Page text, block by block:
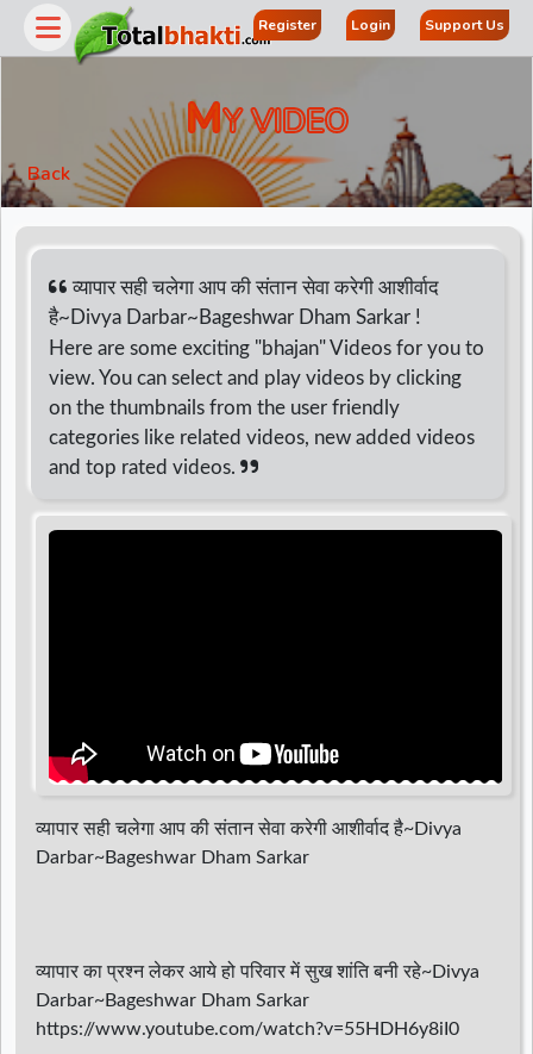
Register Login Support Us
MY VIDEO
Back
व्यापार सही चलेगा आप की संतान सेवा करेगी आशीर्वाद
है~Divya Darbar~Bageshwar Dham Sarkar !
Here are some exciting "bhajan" Videos for you to
view. You can select and play videos by clicking
on the thumbnails from the user friendly
categories like related videos, new added videos
and top rated videos.
व्यापार सही चलेगा आप की संतान सेवा करेगी आशीर्वाद है~Divya
Darbar~Bageshwar Dham Sarkar
व्यापार का प्रश्न लेकर आये हो परिवार में सुख शांति बनी रहे~Divya
Darbar~Bageshwar Dham Sarkar
https://www.youtube.com/watch?v=55HDH6y8iI0